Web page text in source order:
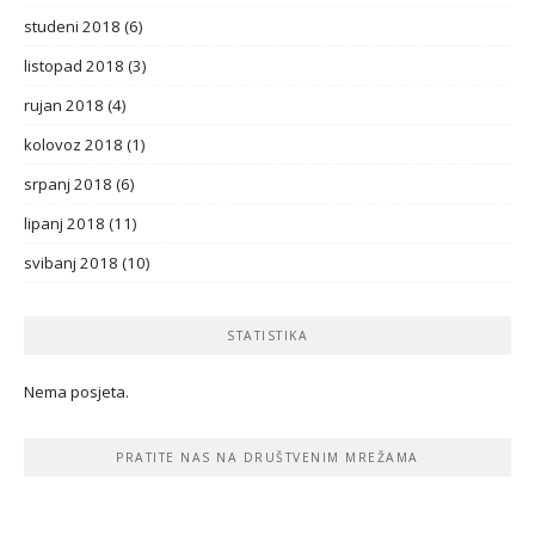
studeni 2018 (6)
listopad 2018 (3)
rujan 2018 (4)
kolovoz 2018 (1)
srpanj 2018 (6)
lipanj 2018 (11)
svibanj 2018 (10)
STATISTIKA
Nema posjeta.
PRATITE NAS NA DRUŠTVENIM MREŽAMA